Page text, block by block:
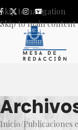
Skip to navigation
Skip to main content
Inicio Publicaciones